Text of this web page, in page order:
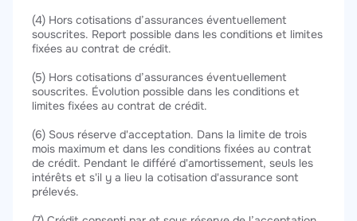
(4) Hors cotisations d’assurances éventuellement
souscrites. Report possible dans les conditions et limites
fixées au contrat de crédit.
(5) Hors cotisations d’assurances éventuellement
souscrites. Évolution possible dans les conditions et
limites fixées au contrat de crédit.
(6) Sous réserve d'acceptation. Dans la limite de trois
mois maximum et dans les conditions fixées au contrat
de crédit. Pendant le différé d'amortissement, seuls les
intérêts et s'il y a lieu la cotisation d'assurance sont
prélevés.